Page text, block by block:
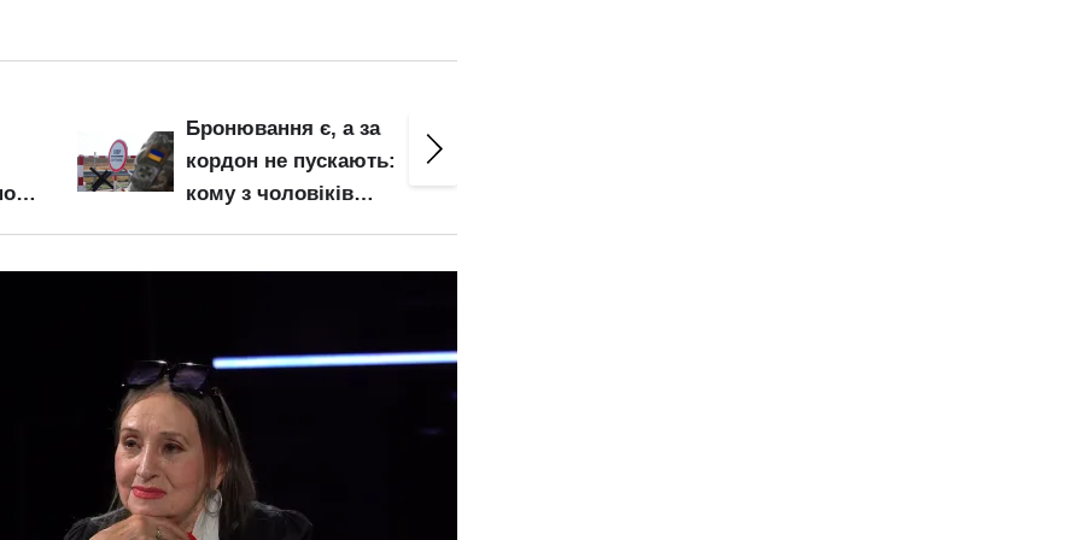
Штраф до 100 000 грн за
заміну газового
обладнання: що